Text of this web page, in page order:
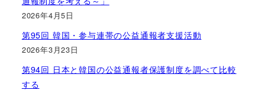
2026年4月5日
第95回 韓国・参与連帯の公益通報者支援活動
2026年3月23日
第94回 日本と韓国の公益通報者保護制度を調べて比較
する